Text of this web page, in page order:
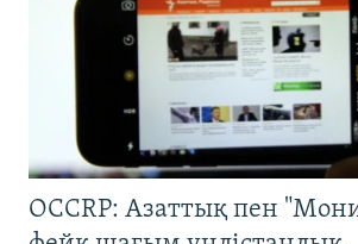
OCCRP: Азаттық пен